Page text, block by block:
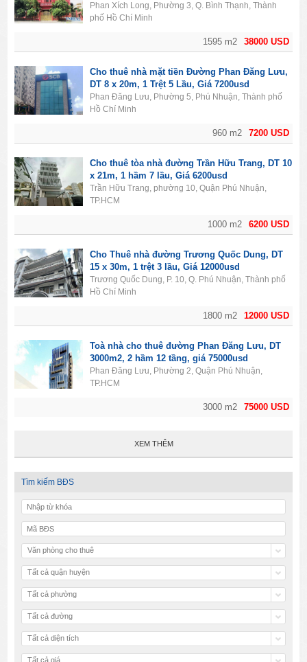
38000 USD
1595 m2
Phan Xích Long, Phường 3, Q. Bình Thạnh, Thành
phố Hồ Chí Minh
7200 USD
960 m2
Cho thuê nhà mặt tiền Đường Phan Đăng Lưu,
DT 8 x 20m, 1 Trệt 5 Lầu, Giá 7200usd
Phan Đăng Lưu, Phường 5, Phú Nhuận, Thành phố
Hồ Chí Minh
6200 USD
1000 m2
Cho thuê tòa nhà đường Trần Hữu Trang, DT 10
x 21m, 1 hầm 7 lầu, Giá 6200usd
Trần Hữu Trang, phường 10, Quận Phú Nhuận,
TP.HCM
12000 USD
1800 m2
Cho Thuê nhà đường Trương Quốc Dung, DT
15 x 30m, 1 trệt 3 lầu, Giá 12000usd
Trương Quốc Dung, P. 10, Q. Phú Nhuận, Thành phố
Hồ Chí Minh
75000 USD
3000 m2
Toà nhà cho thuê đường Phan Đăng Lưu, DT
3000m2, 2 hầm 12 tầng, giá 75000usd
Phan Đăng Lưu, Phường 2, Quận Phú Nhuận,
TP.HCM
XEM THÊM
Tìm kiếm BĐS
Văn phòng cho thuê
Tất cả quận huyện
Tất cả phường
Tất cả đường
Tất cả diện tích
Tất cả giá